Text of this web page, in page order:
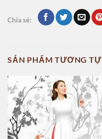
Chia sẻ:
SẢN PHẨM TƯƠNG TỰ